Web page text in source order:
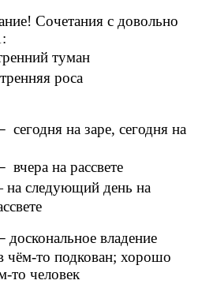
Сочетания с довольно
туман
роса
сегодня на заре, сегодня на
вчера на рассвете
следующий день на
доскональное владение
чём-то подкован; хорошо
то человек